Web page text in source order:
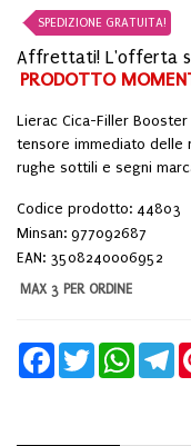
SPEDIZIONE GRATUITA!
Affrettati! L'offerta
PRODOTTO
Lierac Cica-Filler
tensore immediato delle
rughe sottili e segni
Codice prodotto: 44803
Minsan: 977092687
EAN: 3508240006952
MAX 3 PER ORDINE
FacebookTwitter WhatsApp